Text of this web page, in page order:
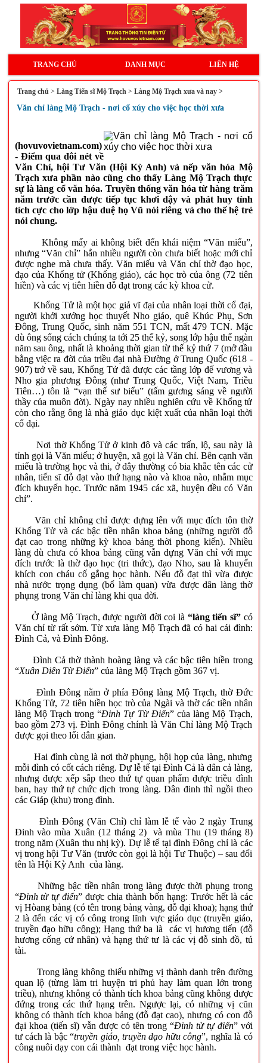
TRANG CHỦ DANH MỤC LIÊN HỆ
Trang chủ > Làng Tiến sĩ Mộ Trạch> Làng Mộ Trạch xưa và nay >
Văn chỉ làng Mộ Trạch - nơi cổ xúy cho việc học thời xưa
(hovuvovietnam.com)
- Điểm qua đôi nét về
Văn Chỉ, hội Tư Văn (Hội Kỳ Anh) và nếp văn hóa Mộ
Trạch xưa phần nào cũng cho thấy Làng Mộ Trạch thực
sự là làng cổ văn hóa. Truyền thống văn hóa từ hàng trăm
năm trước cần được tiếp tục khơi dậy và phát huy tính
tích cực cho lớp hậu duệ họ Vũ nói riêng và cho thế hệ trẻ
nói chung.
Không mấy ai không biết đến khái niệm “Văn miếu”,
nhưng “Văn chỉ” hẳn nhiều người còn chưa biết hoặc mới chỉ
được nghe mà chưa thấy. Văn miếu và Văn chỉ thờ đạo học,
đạo của Khổng tử (Khổng giáo), các học trò của ông (72 tiên
hiền) và các vị tiên hiền đỗ đạt trong các kỳ khoa cử.
Khổng Tử là một học giả vĩ đại của nhân loại thời cổ đại,
người khởi xướng học thuyết Nho giáo, quê Khúc Phụ, Sơn
Đông, Trung Quốc, sinh năm 551 TCN, mất 479 TCN. Mặc
dù ông sống cách chúng ta tới 25 thế kỷ, song lớp hậu thế ngàn
năm sau ông, nhất là khoảng thời gian từ thế kỷ thứ 7 (mở đầu
bằng việc ra đời của triều đại nhà Đường ở Trung Quốc (618 -
907) trở về sau, Khổng Tử đã được các tầng lớp đế vương và
Nho gia phương Đông (như Trung Quốc, Việt Nam, Triều
Tiên…) tôn là “vạn thế sư biểu” (tấm gương sáng về người
thầy của muôn đời). Ngày nay nhiều nghiên cứu về Khổng tử
còn cho rằng ông là nhà giáo dục kiệt xuất của nhân loại thời
cổ đại.
Nơi thờ Khổng Tử ở kinh đô và các trấn, lộ, sau này là
tỉnh gọi là Văn miếu; ở huyện, xã gọi là Văn chỉ. Bên cạnh văn
miếu là trường học và thi, ở đây thường có bia khắc tên các cử
nhân, tiến sĩ đỗ đạt vào thứ hạng nào và khoa nào, nhằm mục
đích khuyến học. Trước năm 1945 các xã, huyện đều có Văn
chỉ”.
Văn chỉ không chỉ được dựng lên với mục đích tôn thờ
Khổng Tử và các bậc tiền nhân khoa bảng (những người đỗ
đạt cao trong những kỳ khoa bảng thời phong kiến). Nhiều
làng dù chưa có khoa bảng cũng vẫn dựng Văn chỉ với mục
đích trước là thờ đạo học (tri thức), đạo Nho, sau là khuyến
khích con cháu cố gắng học hành. Nếu đỗ đạt thì vừa được
nhà nước trọng dụng (bổ làm quan) vừa được dân làng thờ
phụng trong Văn chỉ làng khi qua đời.
Ở làng Mộ Trạch, được người đời coi là “làng tiến sĩ”có
Văn chỉ từ rất sớm. Từ xưa làng Mộ Trạch đã có hai cái đình:
Đình Cả, và Đình Đông.
Đình Cả thờ thành hoàng làng và các bậc tiên hiền trong
“Xuân Diên Từ Điển” của làng Mộ Trạch gồm 367 vị.
Đình Đông nằm ở phía Đông làng Mộ Trạch, thờ Đức
Khổng Tử, 72 tiên hiền học trò của Ngài và thờ các tiền nhân
làng Mộ Trạch trong “Đinh Tự Từ Điển” của làng Mộ Trạch,
bao gồm 273 vị. Đình Đông chính là Văn Chỉ làng Mộ Trạch
được gọi theo lối dân gian.
Hai đình cùng là nơi thờ phụng, hội họp của làng, nhưng
mỗi đình có cốt cách riêng. Dự lễ tế tại Đình Cả là dân cả làng,
nhưng được xếp sắp theo thứ tự quan phẩm được triều đình
ban, hay thứ tự chức dịch trong làng. Dân đinh thì ngồi theo
các Giáp (khu) trong đình.
Đình Đông (Văn Chỉ) chỉ làm lễ tế vào 2 ngày Trung
Đinh vào mùa Xuân (12 tháng 2) và mùa Thu (19 tháng 8)
trong năm (Xuân thu nhị kỳ). Dự lễ tế tại đình Đông chỉ là các
vị trong hội Tư Văn (trước còn gọi là hội Tư Thuộc) – sau đổi
tên là Hội Kỳ Anh của làng.
Những bậc tiền nhân trong làng được thời phụng trong
“Đinh từ tự điển” được chia thành bốn hạng: Trước hết là các
vị Hòang bảng (có tên trong bảng vàng, đỗ đại khoa); hạng thứ
2 là đến các vị có công trong lĩnh vực giáo dục (truyền giáo,
truyền đạo hữu công); Hạng thứ ba là các vị hương tiến (đỗ
hương cống cử nhân) và hạng thứ tư là các vị đỗ sinh đồ, tú
tài.
Trong làng không thiếu những vị thành danh trên đường
quan lộ (từng làm tri huyện tri phủ hay làm quan lớn trong
triều), nhưng không có thành tích khoa bảng cũng không được
đứng trong các thứ hạng trên. Ngược lại, có những vị cũn
không có thành tích khoa bảng (đỗ đạt cao), nhưng có con đỗ
đại khoa (tiến sĩ) vẫn được có tên trong “Đinh từ tự điển” với
tư cách là bậc “truyền giáo, truyền đạo hữu công”, nghĩa là có
công nuôi dạy con cái thành đạt trong việc học hành.